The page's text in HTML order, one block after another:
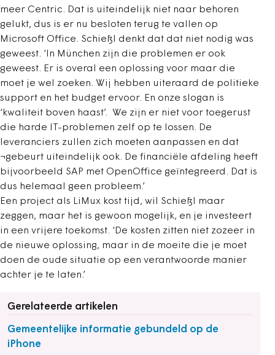
meer Centric. Dat is uiteindelijk niet naar behoren
gelukt, dus is er nu besloten terug te vallen op
Microsoft Office. Schießl denkt dat dat niet nodig was
geweest. ‘In München zijn die problemen er ook
geweest. Er is overal een oplossing voor maar die
moet je wel zoeken. Wij hebben uiteraard de politieke
support en het budget ervoor. En onze slogan is
‘kwaliteit boven haast’. We zijn er niet voor toegerust
die harde IT-problemen zelf op te lossen. De
leveranciers zullen zich moeten aanpassen en dat
¬gebeurt uiteindelijk ook. De financiële afdeling heeft
bijvoorbeeld SAP met OpenOffice geïntegreerd. Dat is
dus helemaal geen probleem.’
Een project als LiMux kost tijd, wil Schießl maar
zeggen, maar het is gewoon mogelijk, en je investeert
in een vrijere toekomst. ‘De kosten zitten niet zozeer in
de nieuwe oplossing, maar in de moeite die je moet
doen de oude situatie op een verantwoorde manier
achter je te laten.’
Gerelateerde artikelen
Gemeentelijke informatie gebundeld op de
iPhone